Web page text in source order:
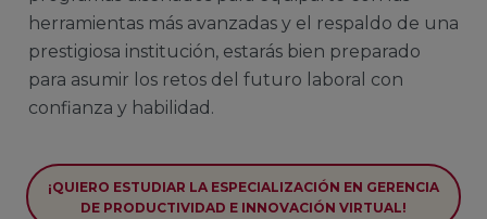
herramientas más avanzadas y el respaldo de una
prestigiosa institución, estarás bien preparado
para asumir los retos del futuro laboral con
confianza y habilidad.
¡QUIERO ESTUDIAR LA ESPECIALIZACIÓN EN GERENCIA
DE PRODUCTIVIDAD E INNOVACIÓN VIRTUAL!